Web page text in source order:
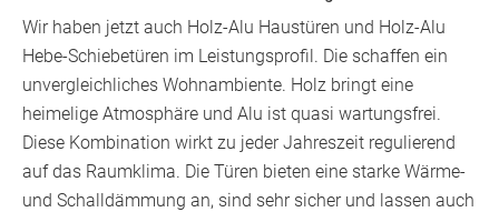
Wir haben jetzt auch Holz-Alu Haustüren und Holz-Alu
Hebe-Schiebetüren im Leistungsprofil. Die schaffen ein
unvergleichliches Wohnambiente. Holz bringt eine
heimelige Atmosphäre und Alu ist quasi wartungsfrei.
Diese Kombination wirkt zu jeder Jahreszeit regulierend
auf das Raumklima. Die Türen bieten eine starke Wärme-
und Schalldämmung an, sind sehr sicher und lassen auch